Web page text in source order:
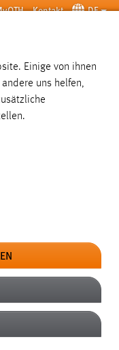
Kontakt DE
SUCHE
Einige von ihnen
uns helfen,